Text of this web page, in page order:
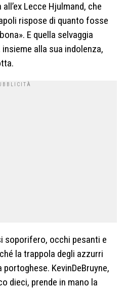
Lecce Hjulmand, che
rispose di quanto fosse
E quella selvaggia
alla sua indolenza,
soporifero, occhi pesanti e
la trappola degli azzurri
KevinDeBruyne,
dieci, prende in mano la